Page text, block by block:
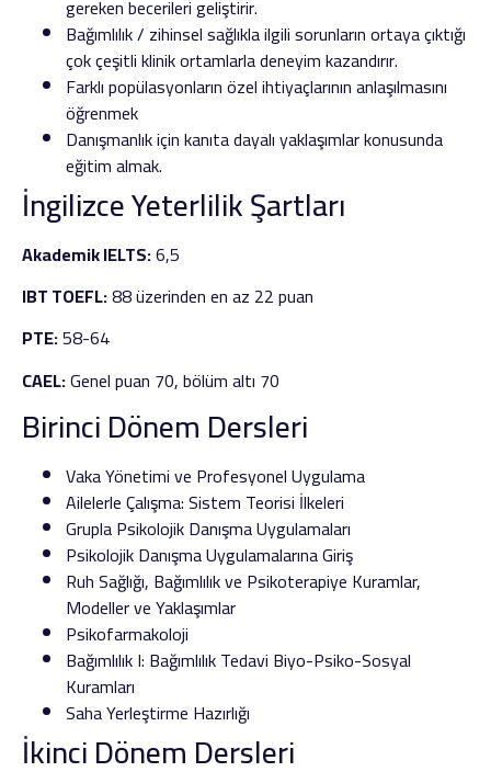
gereken becerileri geliştirir.
Bağımlılık / zihinsel sağlıkla ilgili sorunların ortaya çıktığı
çok çeşitli klinik ortamlarla deneyim kazandırır.
Farklı popülasyonların özel ihtiyaçlarının anlaşılmasını
öğrenmek
Danışmanlık için kanıta dayalı yaklaşımlar konusunda
eğitim almak.
İngilizce Yeterlilik Şartları
Akademik IELTS:6,5
IBT TOEFL:88 üzerinden en az 22 puan
PTE:58-64
CAEL:Genel puan 70, bölüm altı 70
Birinci Dönem Dersleri
Vaka Yönetimi ve Profesyonel Uygulama
Ailelerle Çalışma: Sistem Teorisi İlkeleri
Grupla Psikolojik Danışma Uygulamaları
Psikolojik Danışma Uygulamalarına Giriş
Ruh Sağlığı, Bağımlılık ve Psikoterapiye Kuramlar,
Modeller ve Yaklaşımlar
Psikofarmakoloji
Bağımlılık I: Bağımlılık Tedavi Biyo-Psiko-Sosyal
Kuramları
Saha Yerleştirme Hazırlığı
İkinci Dönem Dersleri